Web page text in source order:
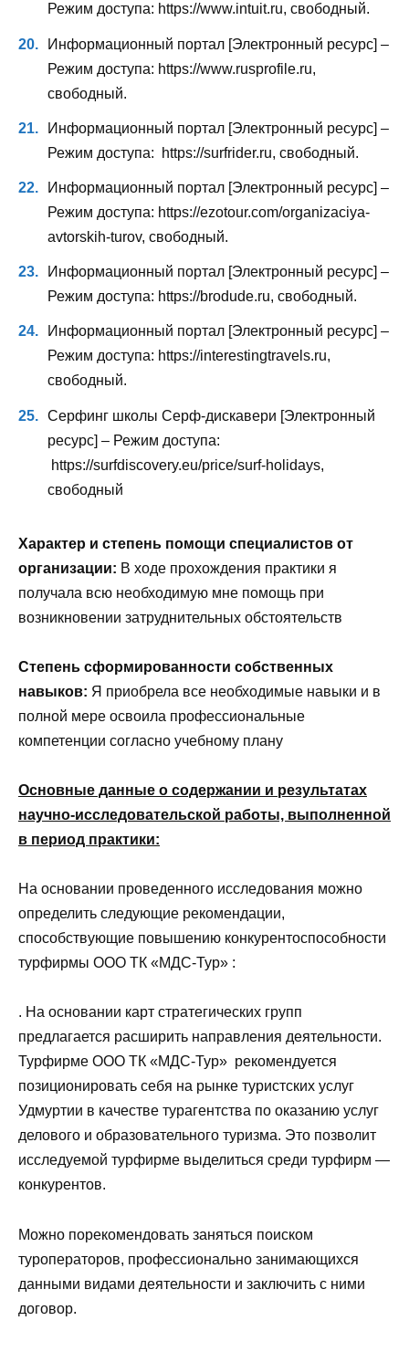
Режим доступа: https://www.intuit.ru, свободный.
Информационный портал [Электронный ресурс] –
Режим доступа: https://www.rusprofile.ru,
свободный.
Информационный портал [Электронный ресурс] –
Режим доступа: https://surfrider.ru, свободный.
Информационный портал [Электронный ресурс] –
Режим доступа: https://ezotour.com/organizaciya-
avtorskih-turov, свободный.
Информационный портал [Электронный ресурс] –
Режим доступа: https://brodude.ru, свободный.
Информационный портал [Электронный ресурс] –
Режим доступа: https://interestingtravels.ru,
свободный.
Серфинг школы Серф-дискавери [Электронный
ресурс] – Режим доступа:
https://surfdiscovery.eu/price/surf-holidays,
свободный
Характер и степень помощи специалистов от
организации: В ходе прохождения практики я
получала всю необходимую мне помощь при
возникновении затруднительных обстоятельств
Степень сформированности собственных
навыков: Я приобрела все необходимые навыки и в
полной мере освоила профессиональные
компетенции согласно учебному плану
Основные данные о содержании и результатах
научно-исследовательской работы, выполненной
в период практики:
На основании проведенного исследования можно
определить следующие рекомендации,
способствующие повышению конкурентоспособности
турфирмы ООО ТК «МДС-Тур» :
. На основании карт стратегических групп
предлагается расширить направления деятельности.
Турфирме ООО ТК «МДС-Тур» рекомендуется
позиционировать себя на рынке туристских услуг
Удмуртии в качестве турагентства по оказанию услуг
делового и образовательного туризма. Это позволит
исследуемой турфирме выделиться среди турфирм —
конкурентов.
Можно порекомендовать заняться поиском
туроператоров, профессионально занимающихся
данными видами деятельности и заключить с ними
договор.